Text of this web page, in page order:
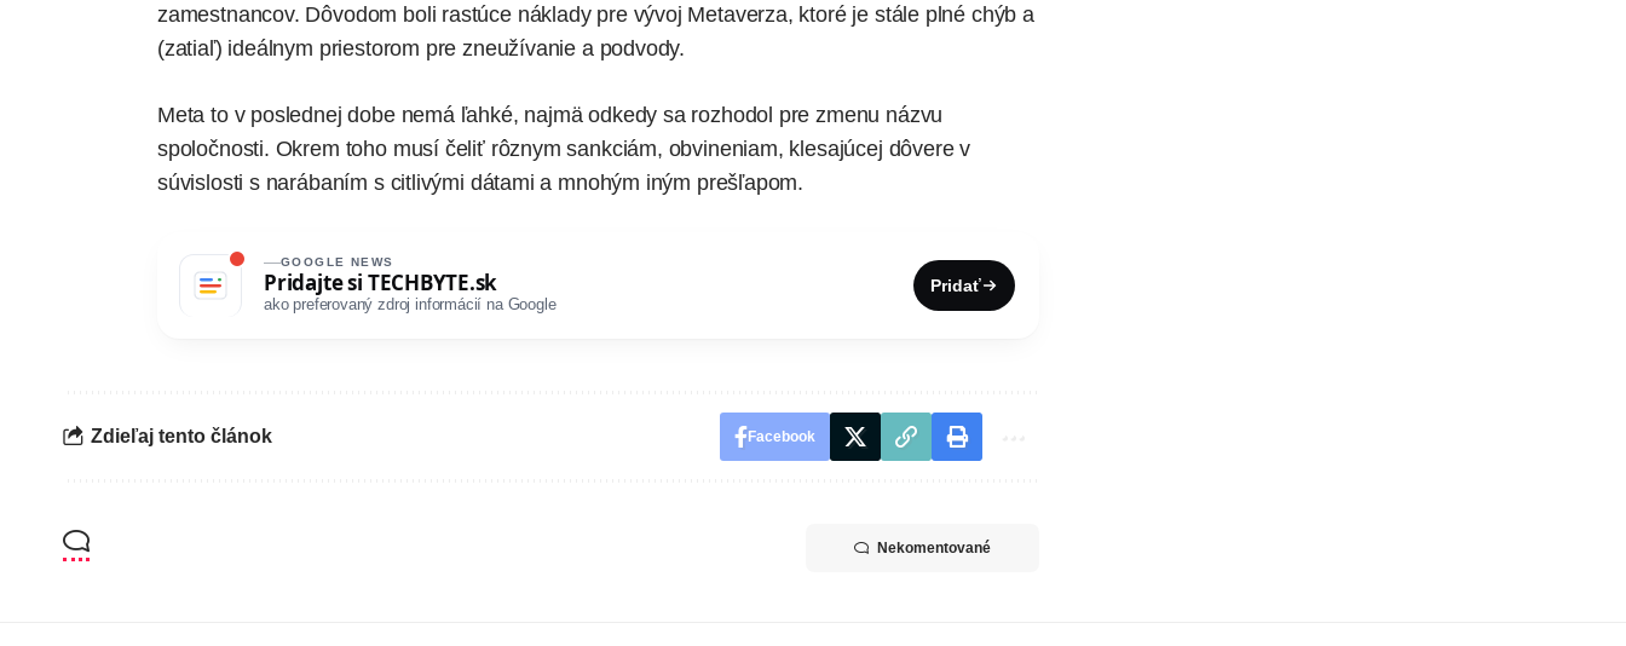
zamestnancov. Dôvodom boli rastúce náklady pre vývoj Metaverza, ktoré je stále plné chýb a
(zatiaľ) ideálnym priestorom pre zneužívanie a podvody.
Meta to v poslednej dobe nemá ľahké, najmä odkedy sa rozhodol pre zmenu názvu
spoločnosti. Okrem toho musí čeliť rôznym sankciám, obvineniam, klesajúcej dôvere v
súvislosti s narábaním s citlivými dátami a mnohým iným prešľapom.
GOOGLE NEWS
Pridajte si TECHBYTE.sk
ako preferovaný zdroj informácií na Google
Pridať
Zdieľaj tento článok Facebook
Nekomentované